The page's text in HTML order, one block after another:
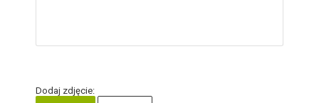
Dodaj zdjęcie: